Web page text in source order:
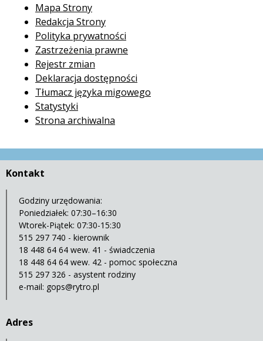
Mapa Strony
Redakcja Strony
Polityka prywatności
Zastrzeżenia prawne
Rejestr zmian
Deklaracja dostępności
Tłumacz języka migowego
Statystyki
Strona archiwalna
Kontakt
Godziny urzędowania:
Poniedziałek: 07:30–16:30
Wtorek-Piątek: 07:30-15:30
515 297 740 - kierownik
18 448 64 64 wew. 41 - świadczenia
18 448 64 64 wew. 42 - pomoc społeczna
515 297 326 - asystent rodziny
e-mail: gops@rytro.pl
Adres